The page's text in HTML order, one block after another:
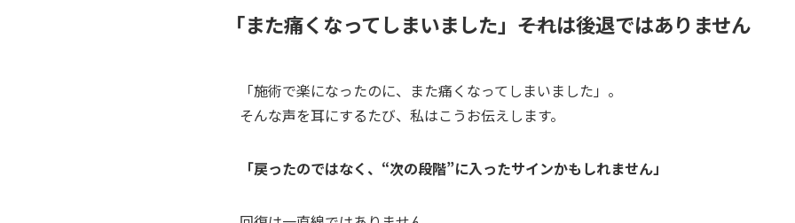
「また痛くなってしまいました」――それは後退ではありません
「施術で楽になったのに、また痛くなってしまいました」。
そんな声を耳にするたび、私はこうお伝えします。
「戻ったのではなく、“次の段階”に入ったサインかもしれません」